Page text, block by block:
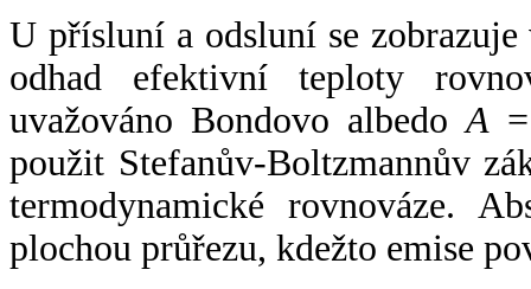
U přísluní a odsluní se
odhad efektivní teploty
uvažováno Bondovo albedoA
použit Stefanův-Boltzmannův
termodynamické rovnováze.
plochou průřezu, kdežto emise